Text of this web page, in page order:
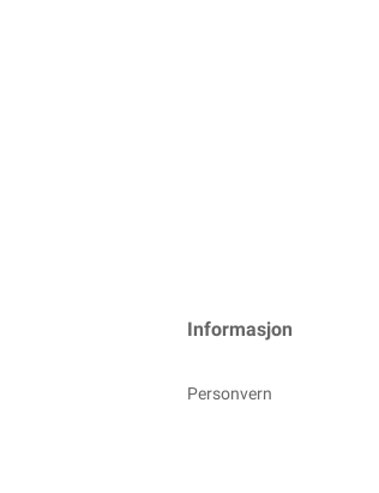
Informasjon
Personvern